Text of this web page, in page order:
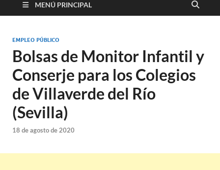
MENÚ PRINCIPAL
EMPLEO PÚBLICO
Bolsas de Monitor Infantil y
Conserje para los Colegios
de Villaverde del Río
(Sevilla)
18 de agosto de 2020